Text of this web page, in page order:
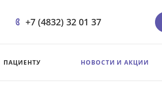
+7 (4832) 32 01 37
ПАЦИЕНТУ НОВОСТИ И АКЦИИ